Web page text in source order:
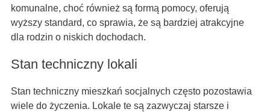
komunalne, choć również są formą pomocy, oferują
wyższy standard, co sprawia, że są bardziej atrakcyjne
dla rodzin o niskich dochodach.
Stan techniczny lokali
Stan techniczny mieszkań socjalnych często pozostawia
wiele do życzenia. Lokale te są zazwyczaj starsze i